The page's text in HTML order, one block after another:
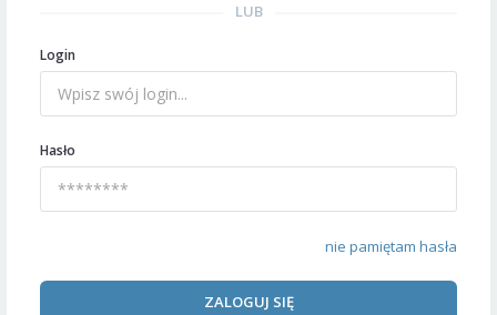
LUB
Login
Hasło
nie pamiętam hasła
ZALOGUJ SIĘ